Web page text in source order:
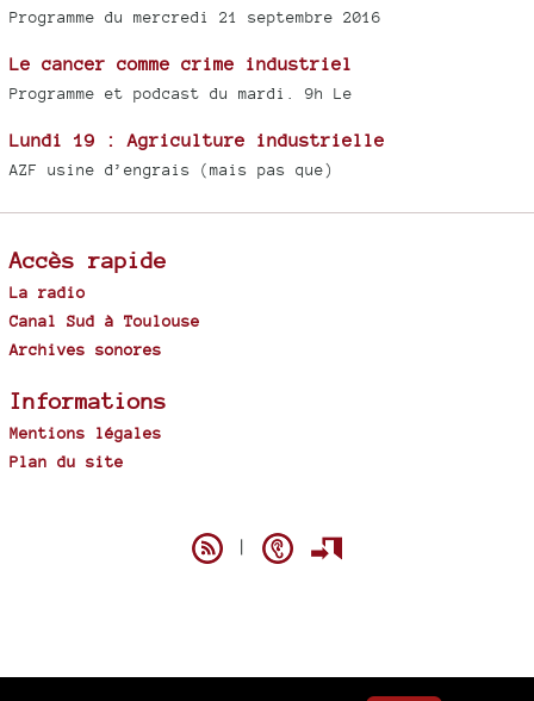
Programme du mercredi 21 septembre 2016
Le cancer comme crime industriel
Programme et podcast du mardi. 9h Le
Lundi 19 : Agriculture industrielle
AZF usine d’engrais (mais pas que)
Accès rapide
La radio
Canal Sud à Toulouse
Archives sonores
Informations
Mentions légales
Plan du site
|